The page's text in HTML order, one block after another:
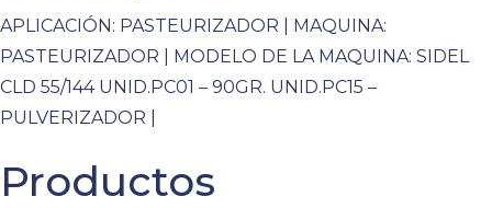
APLICACIÓN: PASTEURIZADOR | MAQUINA:
PASTEURIZADOR | MODELO DE LA MAQUINA: SIDEL
CLD 55/144 UNID.PC01 – 90GR. UNID.PC15 –
PULVERIZADOR |
Productos